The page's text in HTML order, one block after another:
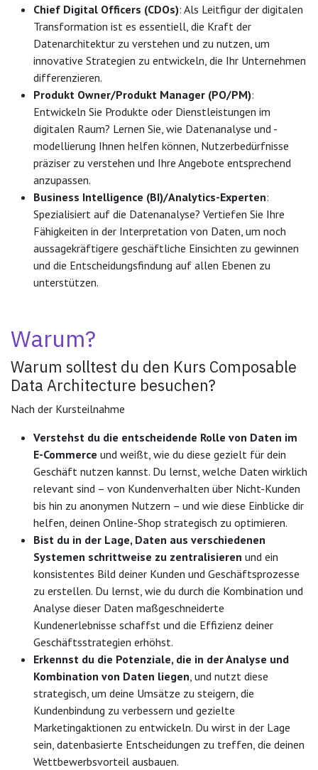
Chief Digital Officers (CDOs): Als Leitfigur der digitalen
Transformation ist es essentiell, die Kraft der
Datenarchitektur zu verstehen und zu nutzen, um
innovative Strategien zu entwickeln, die Ihr Unternehmen
differenzieren.
Produkt Owner/Produkt Manager (PO/PM):
Entwickeln Sie Produkte oder Dienstleistungen im
digitalen Raum? Lernen Sie, wie Datenanalyse und -
modellierung Ihnen helfen können, Nutzerbedürfnisse
präziser zu verstehen und Ihre Angebote entsprechend
anzupassen.
Business Intelligence (BI)/Analytics-Experten:
Spezialisiert auf die Datenanalyse? Vertiefen Sie Ihre
Fähigkeiten in der Interpretation von Daten, um noch
aussagekräftigere geschäftliche Einsichten zu gewinnen
und die Entscheidungsfindung auf allen Ebenen zu
unterstützen.
Warum?
Warum solltest du den Kurs Composable
Data Architecture besuchen?
Nach der Kursteilnahme
Verstehst du die entscheidende Rolle von Daten im
E-Commerce und weißt, wie du diese gezielt für dein
Geschäft nutzen kannst. Du lernst, welche Daten wirklich
relevant sind – von Kundenverhalten über Nicht-Kunden
bis hin zu anonymen Nutzern – und wie diese Einblicke dir
helfen, deinen Online-Shop strategisch zu optimieren.
Bist du in der Lage, Daten aus verschiedenen
Systemen schrittweise zu zentralisieren und ein
konsistentes Bild deiner Kunden und Geschäftsprozesse
zu erstellen. Du lernst, wie du durch die Kombination und
Analyse dieser Daten maßgeschneiderte
Kundenerlebnisse schaffst und die Effizienz deiner
Geschäftsstrategien erhöhst.
Erkennst du die Potenziale, die in der Analyse und
Kombination von Daten liegen , und nutzt diese
strategisch, um deine Umsätze zu steigern, die
Kundenbindung zu verbessern und gezielte
Marketingaktionen zu entwickeln. Du wirst in der Lage
sein, datenbasierte Entscheidungen zu treffen, die deinen
Wettbewerbsvorteil ausbauen.